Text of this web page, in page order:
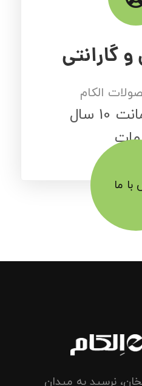
گارانتی
الکام
یکسال ضمانت 10 سال
با ما
نرسید به میدان